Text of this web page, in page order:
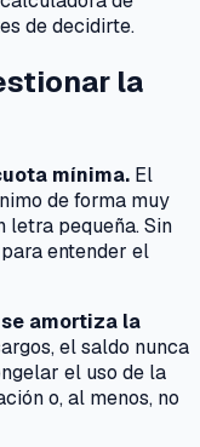
de decidirte.
la
mínima. El
de forma muy
letra pequeña. Sin
entender el
amortiza la
el saldo nunca
el uso de la
o, al menos, no